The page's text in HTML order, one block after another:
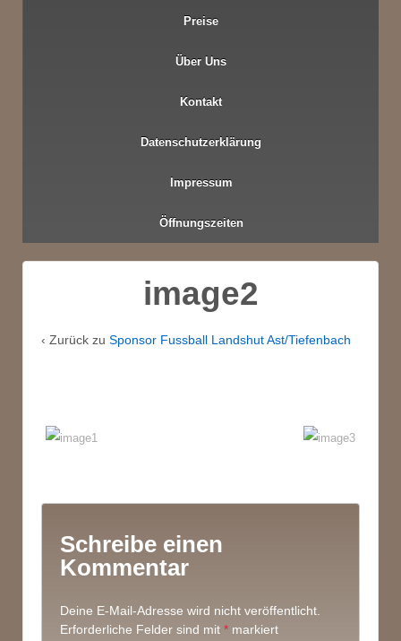
Preise
Über Uns
Kontakt
Datenschutzerklärung
Impressum
Öffnungszeiten
image2
‹ Zurück zu Sponsor Fussball Landshut Ast/Tiefenbach
Schreibe einen
Kommentar
Deine E-Mail-Adresse wird nicht veröffentlicht.
Erforderliche Felder sind mit * markiert